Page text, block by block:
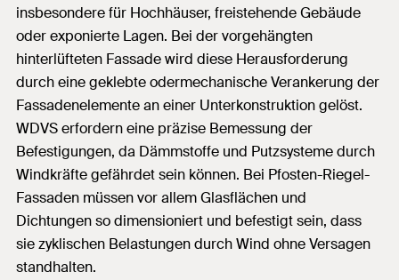
insbesondere für Hochhäuser, freistehende Gebäude
oder exponierte Lagen. Bei der vorgehängten
hinterlüfteten Fassade wird diese Herausforderung
durch eine geklebte odermechanische Verankerung der
Fassadenelemente an einer Unterkonstruktion gelöst.
WDVS erfordern eine präzise Bemessung der
Befestigungen, da Dämmstoffe und Putzsysteme durch
Windkräfte gefährdet sein können. Bei Pfosten-Riegel-
Fassaden müssen vor allem Glasflächen und
Dichtungen so dimensioniert und befestigt sein, dass
sie zyklischen Belastungen durch Wind ohne Versagen
standhalten.